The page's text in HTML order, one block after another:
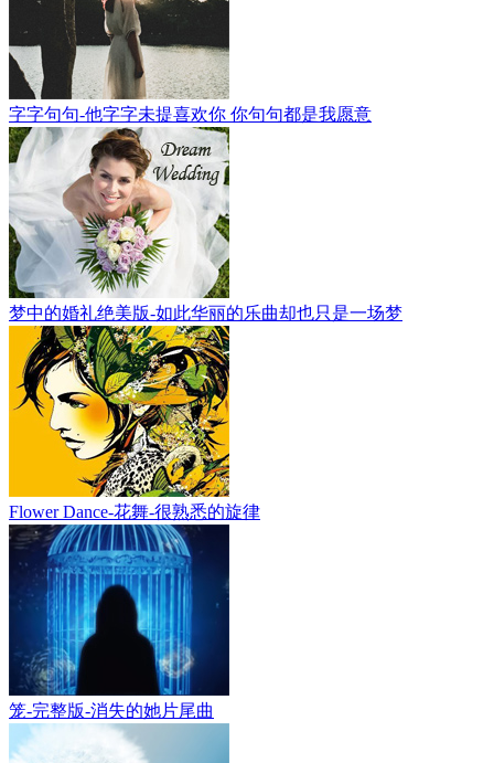
字字句句-他字字未提喜欢你 你句句都是我愿意
梦中的婚礼绝美版-如此华丽的乐曲却也只是一场梦
Flower Dance-花舞-很熟悉的旋律
笼-完整版-消失的她片尾曲